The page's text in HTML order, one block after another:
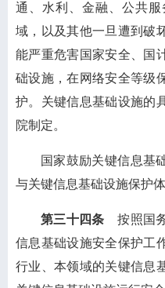
通、水利、金融、公共
域，以及其他一旦遭到破
能严重危害国家安全、国
础设施，在网络安全等级
护。关键信息基础设施的
院制定。
国家鼓励关键信息基
与关键信息基础设施保护体
第三十四条 按照国
信息基础设施安全保护工
行业、本领域的关键信息